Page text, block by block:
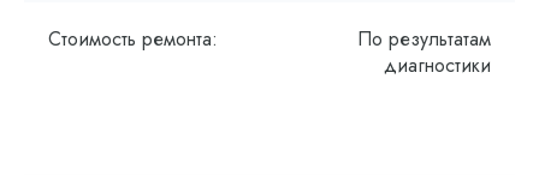
Стоимость ремонта:
По результатам
диагностики